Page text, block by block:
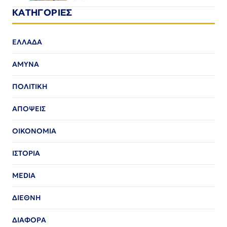
ΚΑΤΗΓΟΡΙΕΣ
ΕΛΛΑΔΑ
ΑΜΥΝΑ
ΠΟΛΙΤΙΚΗ
ΑΠΟΨΕΙΣ
ΟΙΚΟΝΟΜΙΑ
ΙΣΤΟΡΙΑ
MEDIA
ΔΙΕΘΝΗ
ΔΙΑΦΟΡΑ